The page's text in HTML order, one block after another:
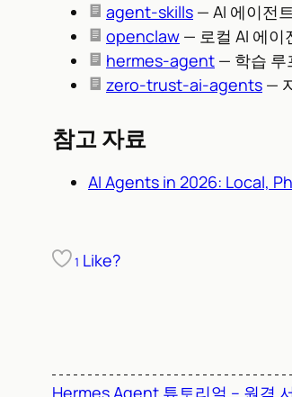
agent-skills — AI 에이전
openclaw — 로컬 AI 에이
hermes-agent — 학습 루
zero-trust-ai-agents —
참고 자료
AI Agents in 2026: Local,
1 Like?
Hermes Agent 튜토리얼 – 원격